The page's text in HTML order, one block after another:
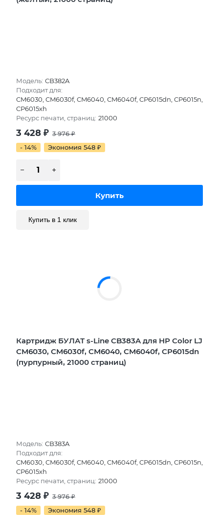
Модель: CB382A
Подходит для:
CM6030, CM6030f, CM6040, CM6040f, CP6015dn, CP6015n,
CP6015xh
Ресурс печати, страниц: 21000
3 428 ₽ 3 976₽
- 14%
Экономия 548 ₽
Купить в 1 клик
Картридж БУЛАТ s-Line CB383A для HP Color LJ
CM6030, CM6030f, CM6040, CM6040f, CP6015dn
(пурпурный, 21000 страниц)
Модель: CB383A
Подходит для:
CM6030, CM6030f, CM6040, CM6040f, CP6015dn, CP6015n,
CP6015xh
Ресурс печати, страниц: 21000
3 428 ₽ 3 976₽
- 14%
Экономия 548 ₽